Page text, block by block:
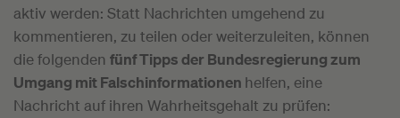
aktiv werden: Statt Nachrichten umgehend zu
kommentieren, zu teilen oder weiterzuleiten, können
die folgenden fünf Tipps der Bundesregierung zum
Umgang mit Falschinformationen helfen, eine
Nachricht auf ihren Wahrheitsgehalt zu prüfen: